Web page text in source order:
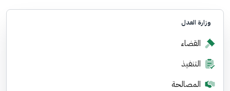
تحقق من أن الموقع يستخدم بروتوكول HTTPS
مسجل لدى هيئة الحكومة الرقمية
برقم :
وزارة العدل
القضاء
التنفيذ
المصالحة